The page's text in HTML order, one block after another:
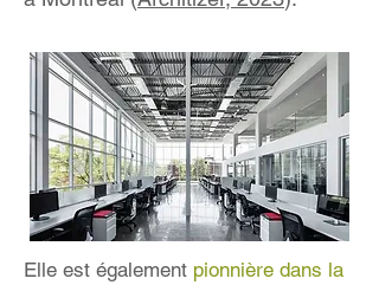
Elle est également pionnière dans la